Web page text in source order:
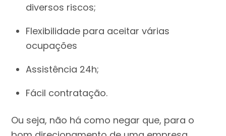
diversos riscos;
Flexibilidade para aceitar várias
ocupações
Assistência 24h;
Fácil contratação.
Ou seja, não há como negar que, para o